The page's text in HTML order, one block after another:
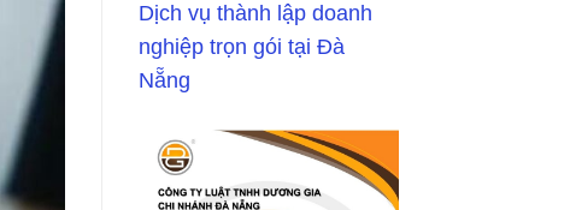
Dịch vụ thành lập doanh
nghiệp trọn gói tại Đà
Nẵng